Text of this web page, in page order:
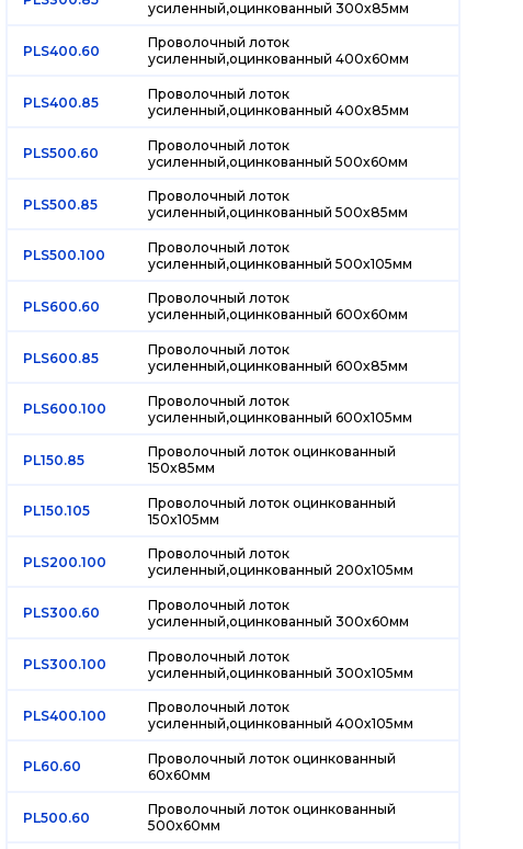
усиленный,оцинкованный 300х85мм
PLS400.60
Проволочный лоток
усиленный,оцинкованный 400х60мм
PLS400.85
Проволочный лоток
усиленный,оцинкованный 400х85мм
PLS500.60
Проволочный лоток
усиленный,оцинкованный 500х60мм
PLS500.85
Проволочный лоток
усиленный,оцинкованный 500х85мм
PLS500.100
Проволочный лоток
усиленный,оцинкованный 500х105мм
PLS600.60
Проволочный лоток
усиленный,оцинкованный 600х60мм
PLS600.85
Проволочный лоток
усиленный,оцинкованный 600х85мм
PLS600.100
Проволочный лоток
усиленный,оцинкованный 600х105мм
PL150.85
Проволочный лоток оцинкованный
150х85мм
PL150.105
Проволочный лоток оцинкованный
150х105мм
PLS200.100
Проволочный лоток
усиленный,оцинкованный 200х105мм
PLS300.60
Проволочный лоток
усиленный,оцинкованный 300х60мм
PLS300.100
Проволочный лоток
усиленный,оцинкованный 300х105мм
PLS400.100
Проволочный лоток
усиленный,оцинкованный 400х105мм
PL60.60
Проволочный лоток оцинкованный
60х60мм
PL500.60
Проволочный лоток оцинкованный
500х60мм